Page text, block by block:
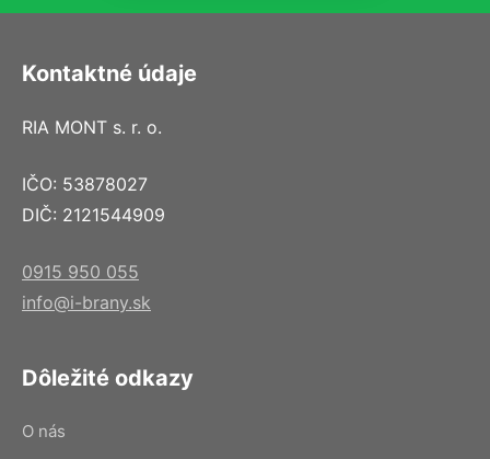
Kontaktné údaje
RIA MONT s. r. o.
IČO: 53878027
DIČ: 2121544909
0915 950 055
info@i-brany.sk
Dôležité odkazy
O nás